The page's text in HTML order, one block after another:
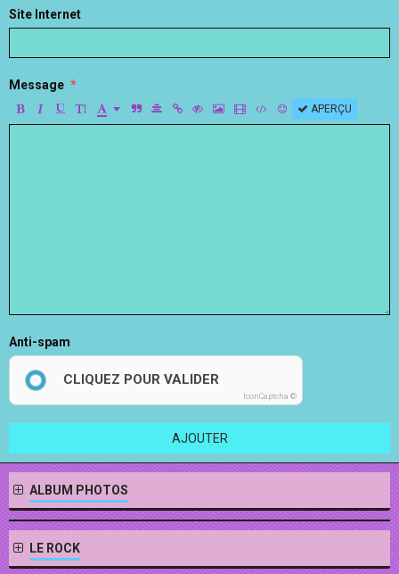
Site Internet
Message
APERÇU
Anti-spam
CLIQUEZ POUR VALIDER
IconCaptcha ©
AJOUTER
ALBUM PHOTOS
LE ROCK